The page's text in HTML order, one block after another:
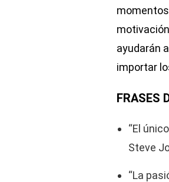
ayudarán
importar
FRASES
“El
Steve
“La